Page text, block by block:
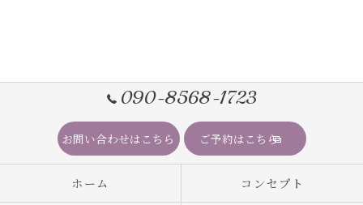
090-8568-1723
お問い合わせはこちら ご予約はこちら
ホーム コンセプト